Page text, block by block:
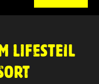
LIFESTEIL